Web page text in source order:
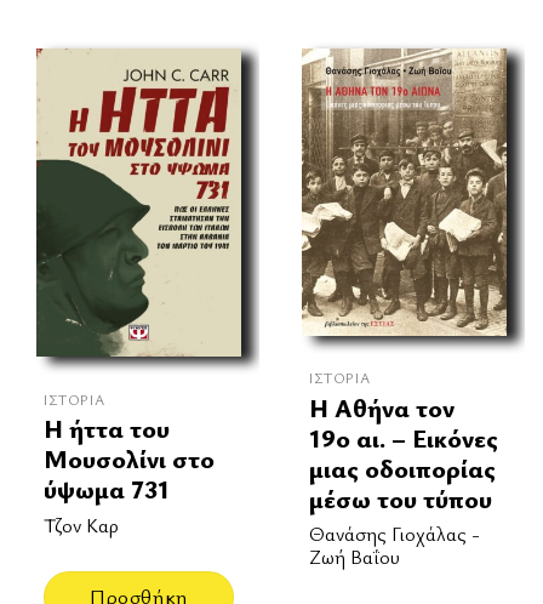
ΙΣΤΟΡΊΑ
Η ήττα του
Μουσολίνι στο
ύψωμα 731
Τζον Καρ
Προσθήκη
ΙΣΤΟΡΊΑ
Η Αθήνα τον
19ο αι. – Εικόνες
μιας οδοιπορίας
μέσω του τύπου
Θανάσης Γιοχάλας -
Ζωή Βαΐου